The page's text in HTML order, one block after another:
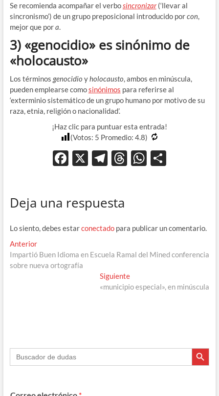
Se recomienda acompañar el verbo sincronizar(‘llevar al
sincronismo’) de un grupo preposicional introducido porcon,
mejor que pora
3) «genocidio» es sinónimo de
«holocausto»
Los términos genocidio y holocausto , ambos en minúscula,
pueden emplearse comosinónimos para referirse al
‘exterminio sistemático de un grupo humano por motivo de su
raza, etnia, religión o nacionalidad’.
¡Haz clic para puntuar esta entrada!
(Votos: 5 Promedio: 4.8)
F
b
o
k
X T
gr
m
T W
p
p
ti
r
Deja una respuesta
Lo siento, debes estarconectadopara publicar un comentario.
Navegación
de
AnteriorEntrada
anterior:
Impartió Buen Idioma en Escuela Ramal del Mined conferencia
sobre nueva ortografía
SiguienteEntrada
siguiente:
«municipio especial», en minúscula
Buscar: Botón de